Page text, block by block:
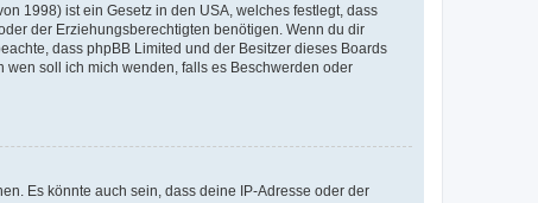
1998) ist ein Gesetz in den USA, welches festlegt, dass
der Erziehungsberechtigten benötigen. Wenn du dir
dass phpBB Limited und der Besitzer dieses Boards
soll ich mich wenden, falls es Beschwerden oder
Es könnte auch sein, dass deine IP-Adresse oder der